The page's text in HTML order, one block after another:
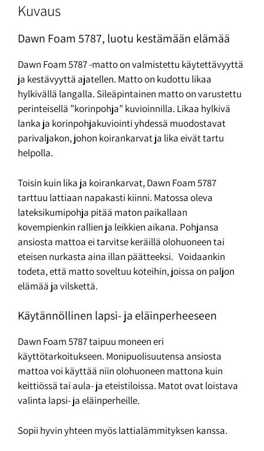
Kuvaus
Dawn Foam 5787, luotu kestämään elämää
Dawn Foam 5787 -matto on valmistettu käytettävyyttä
ja kestävyyttä ajatellen. Matto on kudottu likaa
hylkivällä langalla. Sileäpintainen matto on varustettu
perinteisellä ”korinpohja” kuvioinnilla. Likaa hylkivä
lanka ja korinpohjakuviointi yhdessä muodostavat
parivaljakon, johon koirankarvat ja lika eivät tartu
helpolla.
Toisin kuin lika ja koirankarvat, Dawn Foam 5787
tarttuu lattiaan napakasti kiinni. Matossa oleva
lateksikumipohja pitää maton paikallaan
kovempienkin rallien ja leikkien aikana. Pohjansa
ansiosta mattoa ei tarvitse keräillä olohuoneen tai
eteisen nurkasta aina illan päätteeksi. Voidaankin
todeta, että matto soveltuu koteihin, joissa on paljon
elämää ja vilskettä.
Käytännöllinen lapsi- ja eläinperheeseen
Dawn Foam 5787 taipuu moneen eri
käyttötarkoitukseen. Monipuolisuutensa ansiosta
mattoa voi käyttää niin olohuoneen mattona kuin
keittiössä tai aula- ja eteistiloissa. Matot ovat loistava
valinta lapsi- ja eläinperheille.
Sopii hyvin yhteen myös lattialämmityksen kanssa.